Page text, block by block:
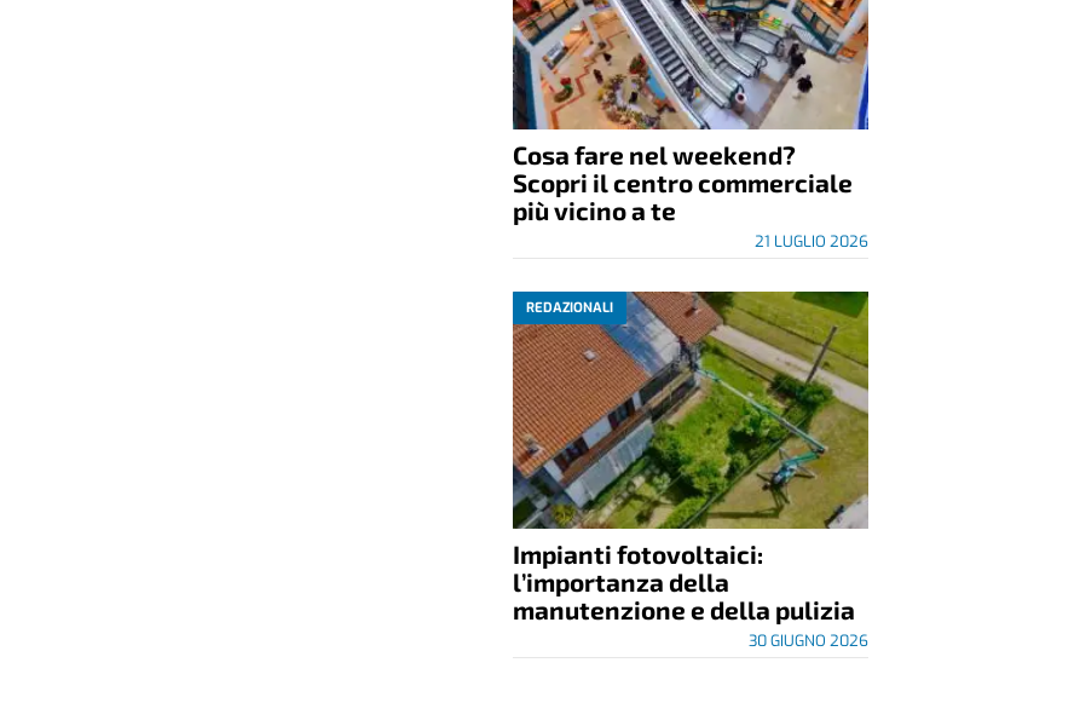
Cosa fare nel weekend?
Scopri il centro commerciale
più vicino a te
21 LUGLIO 2026
REDAZIONALI
Impianti fotovoltaici:
l’importanza della
manutenzione e della pulizia
30 GIUGNO 2026